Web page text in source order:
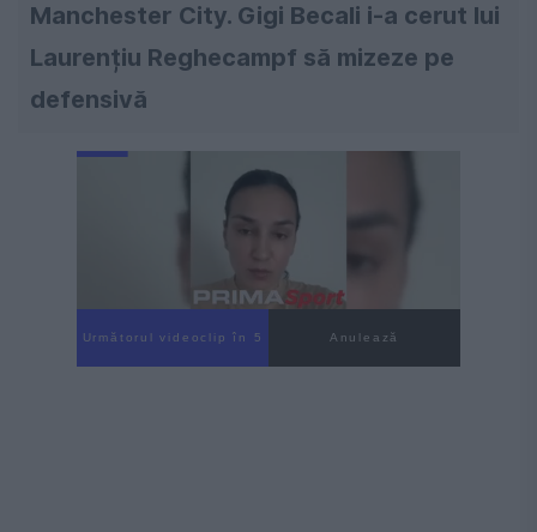
Manchester City. Gigi Becali i-a cerut lui
Laurențiu Reghecampf să mizeze pe
defensivă
Următorul videoclip în 4 Anulează